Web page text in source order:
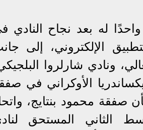
له بعد نجاح النادي
الإلكتروني، إلى
ونادي شارلروا
الأوكراني في
صفقة محمود بنتايج،
الثاني المستحق